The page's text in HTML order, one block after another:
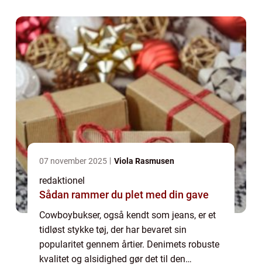
v...
07 november 2025 Viola Rasmusen
redaktionel
Sådan rammer du plet med din gave
Cowboybukser, også kendt som jeans, er et
tidløst stykke tøj, der har bevaret sin
popularitet gennem årtier. Denimets robuste
kvalitet og alsidighed gør det til den